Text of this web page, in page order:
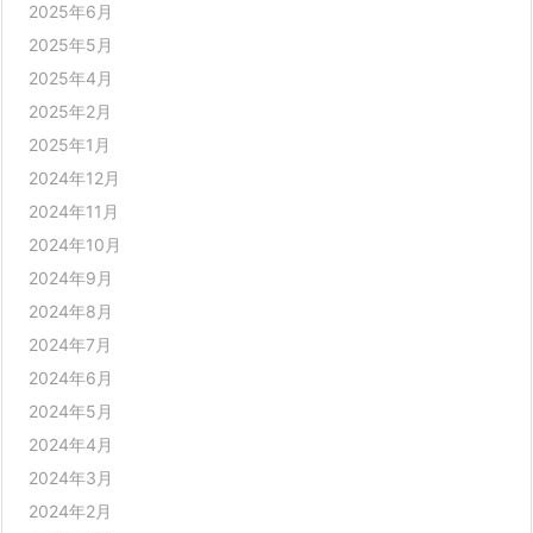
2025年6月
2025年5月
2025年4月
2025年2月
2025年1月
2024年12月
2024年11月
2024年10月
2024年9月
2024年8月
2024年7月
2024年6月
2024年5月
2024年4月
2024年3月
2024年2月